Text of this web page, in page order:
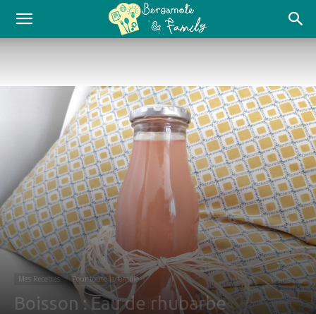
Mes Recettes Pour toute la famille
Boisson : Eau de rhubarbe